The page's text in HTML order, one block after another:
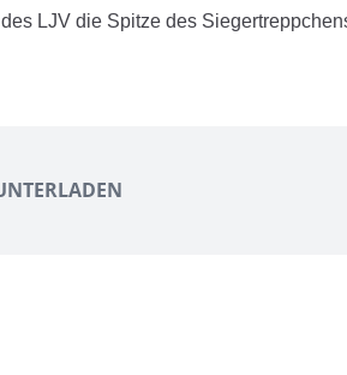
LJV die Spitze des